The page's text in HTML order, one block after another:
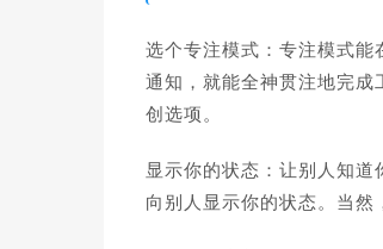
选个专注模式：专注模式能
通知，就能全神贯注地完成
创选项。
显示你的状态：让别人知
向别人显示你的状态。当然